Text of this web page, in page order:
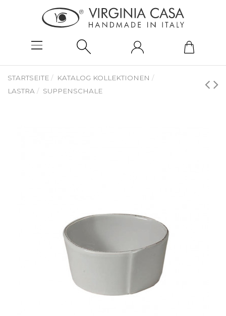
STARTSEITE
KATALOG KOLLEKTIONEN
LASTRA
SUPPENSCHALE